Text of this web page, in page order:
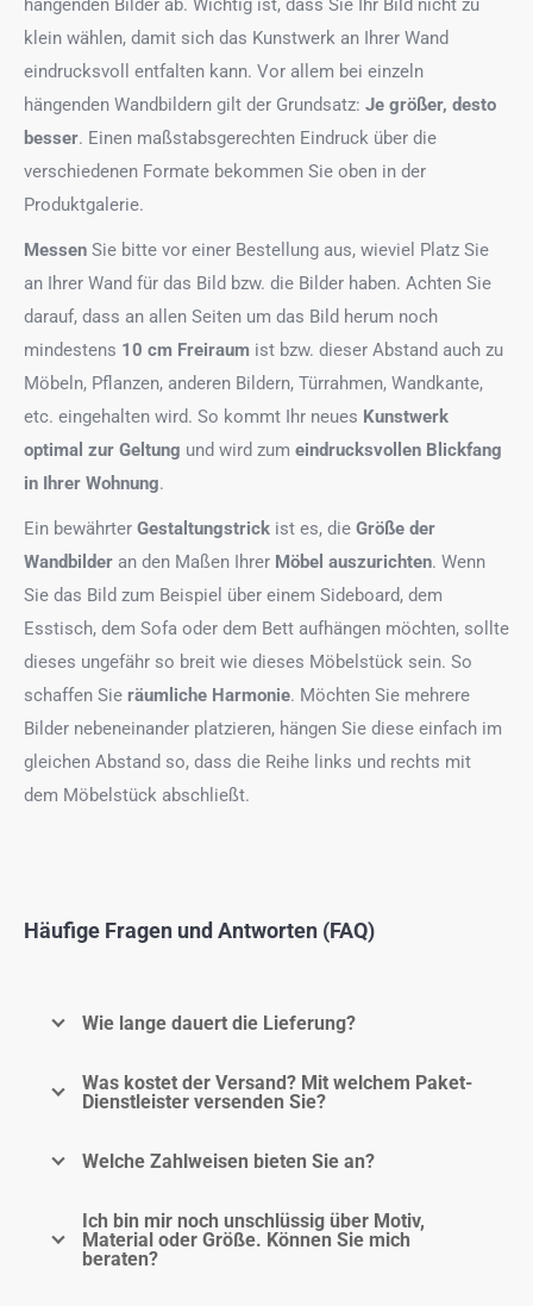
hängenden Bilder ab. Wichtig ist, dass Sie Ihr Bild nicht zu
klein wählen, damit sich das Kunstwerk an Ihrer Wand
eindrucksvoll entfalten kann. Vor allem bei einzeln
hängenden Wandbildern gilt der Grundsatz: Je größer, desto
besser. Einen maßstabsgerechten Eindruck über die
verschiedenen Formate bekommen Sie oben in der
Produktgalerie.
Messen Sie bitte vor einer Bestellung aus, wieviel Platz Sie
an Ihrer Wand für das Bild bzw. die Bilder haben. Achten Sie
darauf, dass an allen Seiten um das Bild herum noch
mindestens 10 cm Freiraum ist bzw. dieser Abstand auch zu
Möbeln, Pflanzen, anderen Bildern, Türrahmen, Wandkante,
etc. eingehalten wird. So kommt Ihr neues Kunstwerk
optimal zur Geltung und wird zum eindrucksvollen Blickfang
in Ihrer Wohnung.
Ein bewährter Gestaltungstrick ist es, die Größe der
Wandbilder an den Maßen Ihrer Möbel auszurichten. Wenn
Sie das Bild zum Beispiel über einem Sideboard, dem
Esstisch, dem Sofa oder dem Bett aufhängen möchten, sollte
dieses ungefähr so breit wie dieses Möbelstück sein. So
schaffen Sie räumliche Harmonie. Möchten Sie mehrere
Bilder nebeneinander platzieren, hängen Sie diese einfach im
gleichen Abstand so, dass die Reihe links und rechts mit
dem Möbelstück abschließt.
Häufige Fragen und Antworten (FAQ)
Wie lange dauert die Lieferung?
Was kostet der Versand? Mit welchem Paket-
Dienstleister versenden Sie?
Welche Zahlweisen bieten Sie an?
Ich bin mir noch unschlüssig über Motiv,
Material oder Größe. Können Sie mich
beraten?